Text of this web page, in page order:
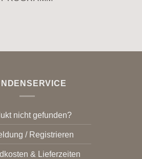
nicht gefunden?
/ Registrieren
& Lieferzeiten